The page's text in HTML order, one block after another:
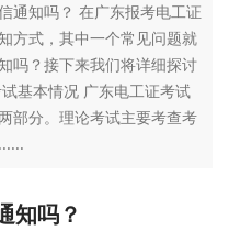
通知吗？ 在广东报考电工证
方式，其中一个常见问题就
吗？接下来我们将详细探讨
基本情况 广东电工证考试
部分。理论考试主要考查考
知吗？